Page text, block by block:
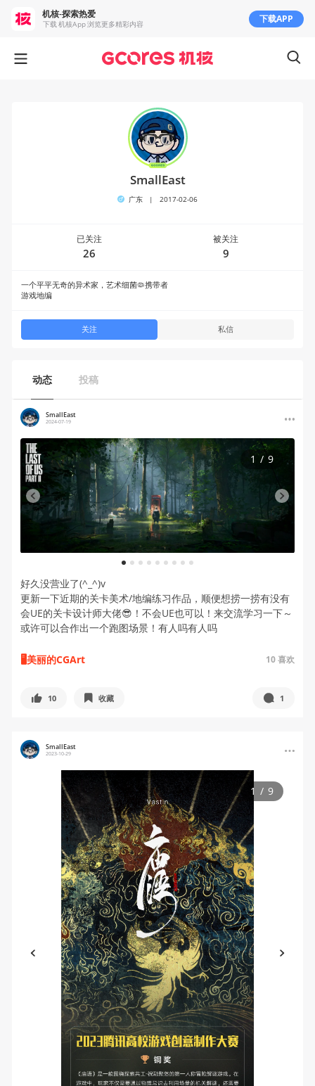
动态 投稿
SmallEast
2024-07-19
1 2 3 4 5 6 7 8 9
1 / 9
好久没营业了(^_^)v
更新一下近期的关卡美术/地编练习作品，顺便想捞一捞有没有
会UE的关卡设计师大佬😎！不会UE也可以！来交流学习一下～
或许可以合作出一个跑图场景！有人吗有人吗
🖥美丽的CGArt 10喜欢
10 收藏 1
SmallEast
2023-10-29
1 / 9
SmallEast
广东 | 2017-02-06
已关注
26
被关注
9
一个平平无奇的异术家，艺术细菌🦠携带者
游戏地编
关注 私信
机核-探索热爱
下载 机核App 浏览更多精彩内容 下载APP